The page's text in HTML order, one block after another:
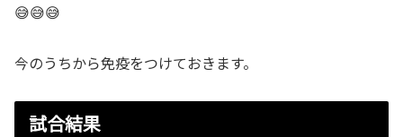
😅😅😅
今のうちから免疫をつけておきます。
試合結果